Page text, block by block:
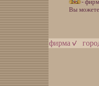
-
Вы можете
фирма